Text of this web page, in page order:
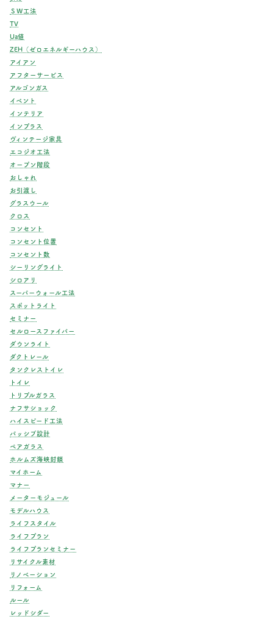
ＳＷ工法
TV
Ua値
ZEH（ゼロエネルギーハウス）
アイアン
アフターサービス
アルゴンガス
イベント
インテリア
インプラス
ヴィンテージ家具
エコジオ工法
オープン階段
おしゃれ
お引渡し
グラスウール
クロス
コンセント
コンセント位置
コンセント数
シーリングライト
シロアリ
スーパーウォール工法
スポットライト
セミナー
セルロースファイバー
ダウンライト
ダクトレール
タンクレストイレ
トイレ
トリプルガラス
ナフサショック
ハイスピード工法
パッシブ設計
ペアガラス
ホルムズ海峡封鎖
マイホーム
マナー
メーターモジュール
モデルハウス
ライフスタイル
ライフプラン
ライフプランセミナー
リサイクル素材
リノベーション
リフォーム
ルール
レッドシダー